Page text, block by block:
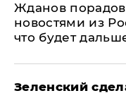
Жданов
новостями из
что будет
Зеленский